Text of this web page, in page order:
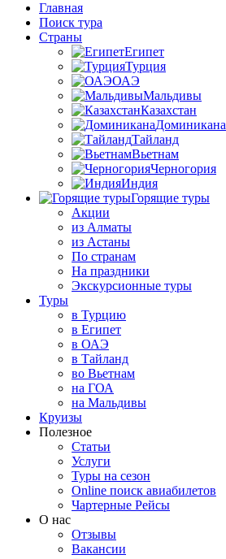
Главная
Поиск тура
Страны
Египет
Турция
ОАЭ
Мальдивы
Казахстан
Доминикана
Тайланд
Вьетнам
Черногория
Индия
Горящие туры
Акции
из Алматы
из Астаны
По странам
На праздники
Экскурсионные туры
Туры
в Турцию
в Египет
в ОАЭ
в Тайланд
во Вьетнам
на ГОА
на Мальдивы
Круизы
Полезное
Статьи
Услуги
Туры на сезон
Online поиск авиабилетов
Чартерные Рейсы
О нас
Отзывы
Вакансии